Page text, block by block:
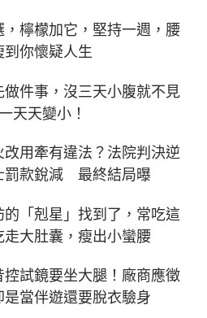
，檸檬加它，堅持一週，腰
到你懷疑人生
做件事，沒三天小腹就不見
天天變小！
改用牽有違法？法院判決逆
罰款銳減 最終結局曝
的「剋星」找到了，常吃這
走大肚囊，瘦出小蠻腰
控試鏡要坐大腿！廠商應徵
當伴遊還要脫衣驗身